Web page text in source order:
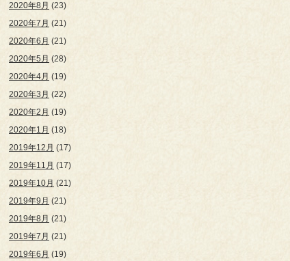
2020年8月 (23)
2020年7月 (21)
2020年6月 (21)
2020年5月 (28)
2020年4月 (19)
2020年3月 (22)
2020年2月 (19)
2020年1月 (18)
2019年12月 (17)
2019年11月 (17)
2019年10月 (21)
2019年9月 (21)
2019年8月 (21)
2019年7月 (21)
2019年6月 (19)